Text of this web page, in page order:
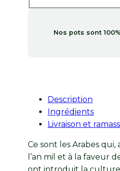
Nos pots sont
Description
Ingrédients
Livraison et
Ce sont les Arabes qui,
l’an mil et à la faveur
ont introduit la culture